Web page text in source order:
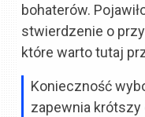
bohaterów.
stwierdzenie o
które warto tutaj
Konieczność
zapewnia